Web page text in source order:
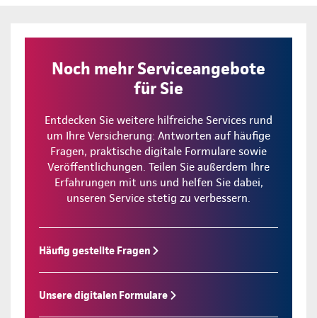
Noch mehr Serviceangebote
für Sie
Entdecken Sie weitere hilfreiche Services rund
um Ihre Versicherung: Antworten auf häufige
Fragen, praktische digitale Formulare sowie
Veröffentlichungen. Teilen Sie außerdem Ihre
Erfahrungen mit uns und helfen Sie dabei,
unseren Service stetig zu verbessern.
Häufig gestellte Fragen
Unsere digitalen Formulare